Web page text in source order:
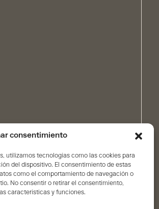
consentimiento
utilizamos tecnologías como las cookies para
del dispositivo. El consentimiento de estas
como el comportamiento de navegación o
No consentir o retirar el consentimiento,
características y funciones.